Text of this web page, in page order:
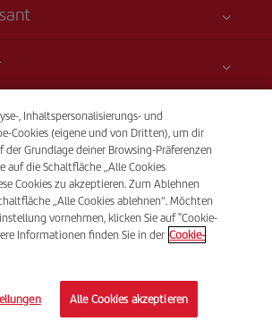
des Iberia Club
Registrierung auf iberia.com
personenbezogener Daten
000 015
09:00 - 20:00 Uhr (Deutsch und
bis Sonntag 00:00 - 24:00 Uhr
, Inhaltspersonalisierungs- und
Cookies (eigene und von Dritten), um dir
Grundlage deiner Browsing-Präferenzen
auf die Schaltfläche „Alle Cookies
Cookies zu akzeptieren. Zum Ablehnen
„Alle Cookies ablehnen“. Möchten
vornehmen, klicken Sie auf "Cookie-
Informationen finden Sie in der Cookie-
Alle Cookies akzeptieren